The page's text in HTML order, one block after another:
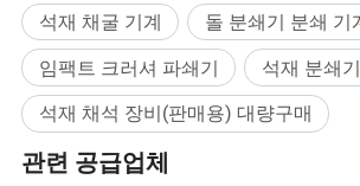
구부, 분쇄실이 많음
석재 채굴 기계
돌 분쇄기 분쇄 기
임팩트 크러셔 파쇄기
석재 분쇄
석재 채석 장비(판매용) 대량구매
관련 공급업체